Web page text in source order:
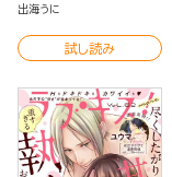
出海うに
試し読み